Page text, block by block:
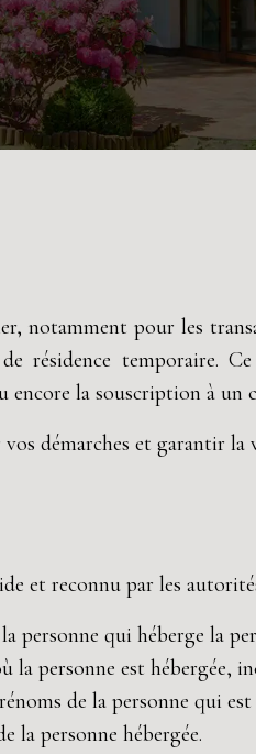
notamment pour les
temporaire.
encore la souscription à un
démarches et garantir
et reconnu par les
personne qui héberge la
la personne est hébergée,
de la personne qui est
la personne hébergée.